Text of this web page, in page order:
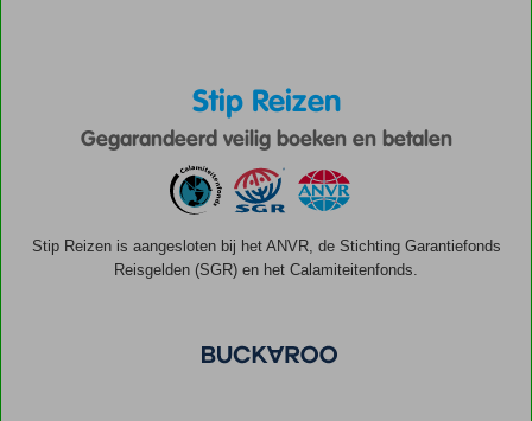
Stip Reizen
Gegarandeerd veilig boeken en betalen
Stip Reizen is aangesloten bij het ANVR, de Stichting Garantiefonds
Reisgelden (SGR) en het Calamiteitenfonds.